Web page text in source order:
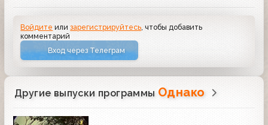
Войдите илизарегистрируйтесь, чтобы добавить
комментарий
Вход через Телеграм
Другие выпуски программы Однако